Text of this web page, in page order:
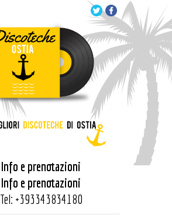
Info e prenotazioni
Info e prenotazioni
Tel: +393343834180